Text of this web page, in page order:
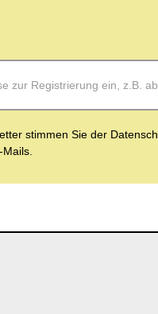
stimmen Sie der